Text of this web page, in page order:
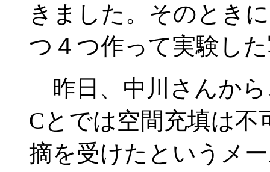
きました。そのとき
つ４つ作って実験し
昨日、中川さんから
Cとでは空間充填は
摘を受けたというメ